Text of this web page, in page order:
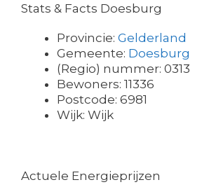
Stats & Facts Doesburg
Provincie: Gelderland
Gemeente: Doesburg
(Regio) nummer: 0313
Bewoners: 11336
Postcode: 6981
Wijk: Wijk
Actuele Energieprijzen